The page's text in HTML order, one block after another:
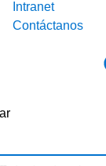
Intranet
Contáctanos